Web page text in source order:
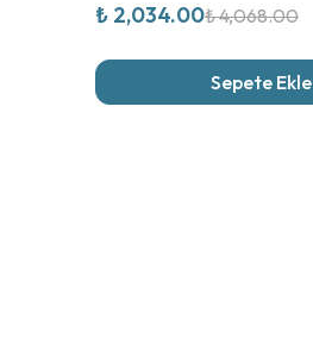
₺ 2,034.00₺ 4,068.00
Sepete Ekle